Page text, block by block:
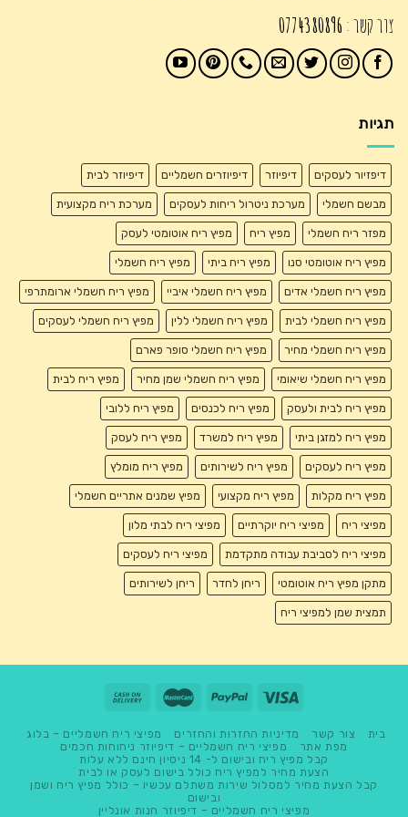
צור קשר : 0774380896
תגיות
דיפזיור לעסקים דיפיוזר דיפיוזרים חשמליים דיפיוזר לבית
מבשם חשמלי מערכת ניטרול ריחות לעסקים מערכת ריח מקצועית
מפזר ריח חשמלי מפיץ ריח מפיץ ריח אוטומטי לעסק
מפיץ ריח אוטומטי סנו מפיץ ריח ביתי מפיץ ריח חשמלי
מפיץ ריח חשמלי אדים מפיץ ריח חשמלי איביי מפיץ ריח חשמלי ארומתרפי
מפיץ ריח חשמלי לבית מפיץ ריח חשמלי ללין מפיץ ריח חשמלי לעסקים
מפיץ ריח חשמלי מחיר מפיץ ריח חשמלי סופר פארם
מפיץ ריח חשמלי שיאומי מפיץ ריח חשמלי שמן מחיר מפיץ ריח לבית
מפיץ ריח לבית ולעסק מפיץ ריח לכנסים מפיץ ריח ללובי
מפיץ ריח למזגן ביתי מפיץ ריח למשרד מפיץ ריח לעסק
מפיץ ריח לעסקים מפיץ ריח לשירותים מפיץ ריח מומלץ
מפיץ ריח מקלות מפיץ ריח מקצועי מפיץ שמנים אתריים חשמלי
מפיצי ריח מפיצי ריח יוקרתיים מפיצי ריח לבתי מלון
מפיצי ריח לסביבת עבודה מתקדמת מפיצי ריח לעסקים
מתקן מפיץ ריח אוטומטי ריחן לחדר ריחן לשירותים
תמצית שמן למפיצי ריח
בית צור קשר מדיניות החזרות והחזרים
מפיצי ריח חשמליים – בלוג
מפת אתר
מפיצי ריח חשמליים – דיפיוזר ניחוחות חכמים
קבל מפיץ ריח ובישום ל- 14 ניסיון חינם ללא עלות
הצעת מחיר למפיץ ריח כולל בישום לעסק או לבית
קבל הצעת מחיר למסלול שירות משתלם עכשיו – כולל מפיץ ריח ושמן
ובישום
מפיצי ריח חשמליים – דיפיוזר חנות אונליין